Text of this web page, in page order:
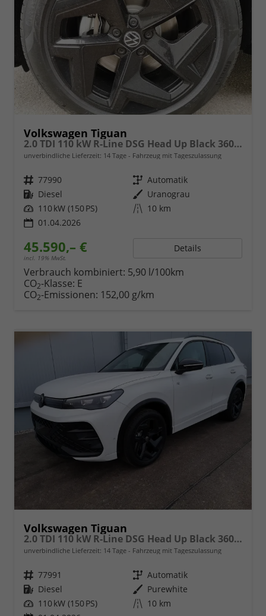
Volkswagen Tiguan
2.0 TDI 110 kW R-Line DSG Head Up Black 360 AHK
unverbindliche Lieferzeit: 14 Tage Fahrzeug mit Tageszulassung
Fahrzeugnr. 77990 Getriebe Automatik
Kraftstoff Diesel Außenfarbe Uranograu
Leistung 110 kW (150 PS) Kilometerstand 10 km
01.04.2026
45.590,– €
incl. 19% MwSt.
Details
Verbrauch kombiniert: 5,90 l/100km
CO2-Klasse: E
CO2-Emissionen: 152,00 g/km
Volkswagen Tiguan
2.0 TDI 110 kW R-Line DSG Head Up Black 360 AHK
unverbindliche Lieferzeit: 14 Tage Fahrzeug mit Tageszulassung
Fahrzeugnr. 77991 Getriebe Automatik
Kraftstoff Diesel Außenfarbe Purewhite
Leistung 110 kW (150 PS) Kilometerstand 10 km